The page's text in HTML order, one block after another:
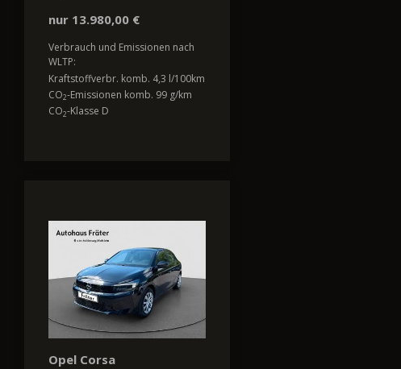
nur 13.980,00 €
Verbrauch und Emissionen nach
WLTP:
Kraftstoffverbr. komb. 4,3 l/100km
CO2-Emissionen komb. 99 g/km
CO2-Klasse D
Opel Corsa